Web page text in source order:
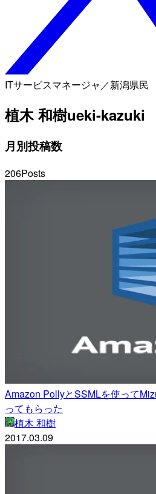
ITサービスマネージャ／新潟県民
植木 和樹ueki-kazuki
月別投稿数
206Posts
Amazon PollyとSSMLを使って
ってもらった
植木 和樹
2017.03.09